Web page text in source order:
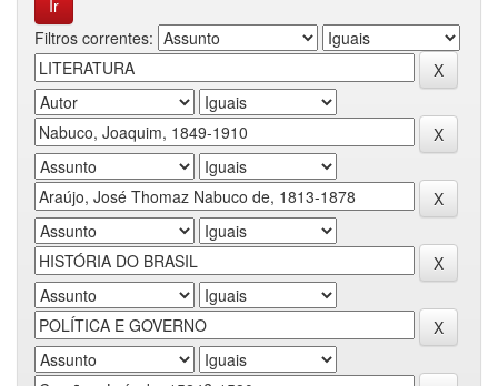
Filtros correntes: